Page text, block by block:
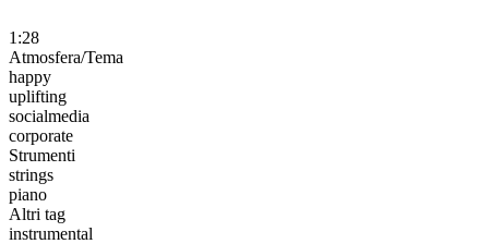
1:28
Atmosfera/Tema
happy
uplifting
socialmedia
corporate
Strumenti
strings
piano
Altri tag
instrumental